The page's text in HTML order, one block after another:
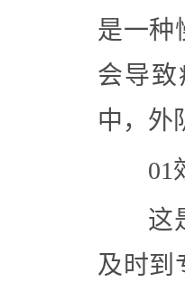
是一种
会导
中，外
01
这
及时到